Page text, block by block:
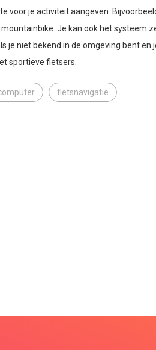
voor je activiteit aangeven.
Je kan ook het systeem
je niet bekend in de omgeving bent en
sportieve fietsers.
fietsnavigatie